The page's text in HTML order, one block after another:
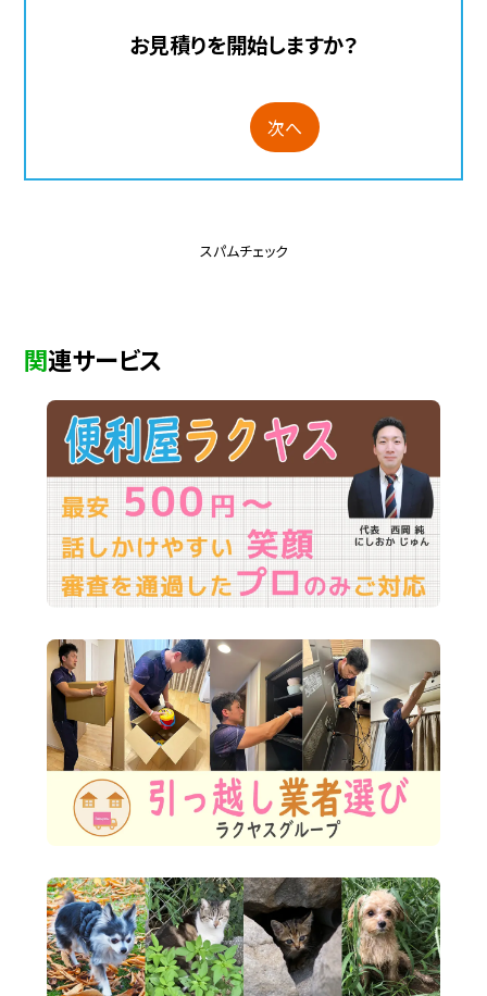
お見積りを開始しますか？
次へ
スパムチェック
関連サービス